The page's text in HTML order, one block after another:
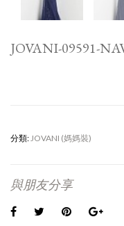
JOVANI-09591-
分類: JOVANI (媽媽裝)
與朋友分享